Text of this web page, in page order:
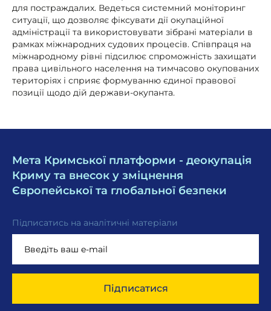
для постраждалих. Ведеться системний моніторинг
ситуації, що дозволяє фіксувати дії окупаційної
адміністрації та використовувати зібрані матеріали в
рамках міжнародних судових процесів. Співпраця на
міжнародному рівні підсилює спроможність захищати
права цивільного населення на тимчасово окупованих
територіях і сприяє формуванню єдиної правової
позиції щодо дій держави-окупанта.
Мета Кримської платформи - деокупація
Криму та внесок у зміцнення
Європейської та глобальної безпеки
Підписатись на аналітичні матеріали
Підписатися